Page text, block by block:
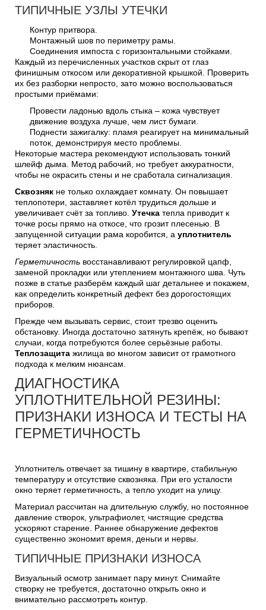
ТИПИЧНЫЕ УЗЛЫ УТЕЧКИ
Контур притвора.
Монтажный шов по периметру рамы.
Соединения импоста с горизонтальными стойками.
Каждый из перечисленных участков скрыт от глаз
финишным откосом или декоративной крышкой. Проверить
их без разборки непросто, зато можно воспользоваться
простыми приёмами:
Провести ладонью вдоль стыка – кожа чувствует
движение воздуха лучше, чем лист бумаги.
Поднести зажигалку: пламя реагирует на минимальный
поток, демонстрируя место проблемы.
Некоторые мастера рекомендуют использовать тонкий
шлейф дыма. Метод рабочий, но требует аккуратности,
чтобы не окрасить стены и не сработала сигнализация.
Сквозняк не только охлаждает комнату. Он повышает
теплопотери, заставляет котёл трудиться дольше и
увеличивает счёт за топливо. Утечка тепла приводит к
точке росы прямо на откосе, что грозит плесенью. В
запущенной ситуации рама коробится, а уплотнитель
теряет эластичность.
Герметичность восстанавливают регулировкой цапф,
заменой прокладки или утеплением монтажного шва. Чуть
позже в статье разберём каждый шаг детальнее и покажем,
как определить конкретный дефект без дорогостоящих
приборов.
Прежде чем вызывать сервис, стоит трезво оценить
обстановку. Иногда достаточно затянуть крепёж, но бывают
случаи, когда потребуются более серьёзные работы.
Теплозащита жилища во многом зависит от грамотного
подхода к мелким нюансам.
ДИАГНОСТИКА
УПЛОТНИТЕЛЬНОЙ РЕЗИНЫ:
ПРИЗНАКИ ИЗНОСА И ТЕСТЫ НА
ГЕРМЕТИЧНОСТЬ
Уплотнитель отвечает за тишину в квартире, стабильную
температуру и отсутствие сквозняка. При его усталости
окно теряет герметичность, а тепло уходит на улицу.
Материал рассчитан на длительную службу, но постоянное
давление створок, ультрафиолет, чистящие средства
ускоряют старение. Раннее обнаружение дефектов
существенно экономит время, деньги и нервы.
ТИПИЧНЫЕ ПРИЗНАКИ ИЗНОСА
Визуальный осмотр занимает пару минут. Снимайте
створку не требуется, достаточно открыть окно и
внимательно рассмотреть контур.